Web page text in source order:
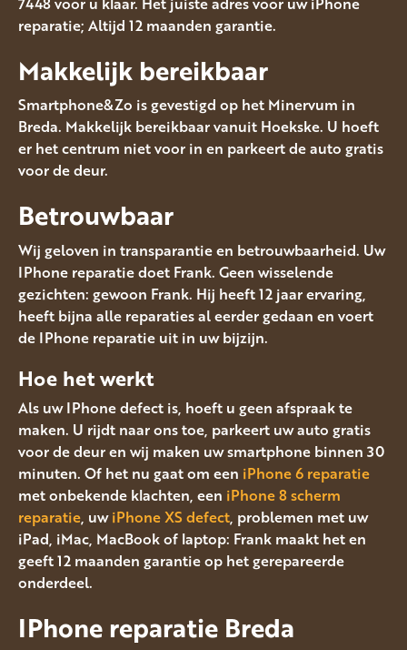
reparatie; Altijd 12 maanden garantie.
Makkelijk bereikbaar
Smartphone&Zo is gevestigd op het Minervum in
Breda. Makkelijk bereikbaar vanuit Hoekske. U hoeft
er het centrum niet voor in en parkeert de auto gratis
voor de deur.
Betrouwbaar
Wij geloven in transparantie en betrouwbaarheid. Uw
IPhone reparatie doet Frank. Geen wisselende
gezichten: gewoon Frank. Hij heeft 12 jaar ervaring,
heeft bijna alle reparaties al eerder gedaan en voert
de IPhone reparatie uit in uw bijzijn.
Hoe het werkt
Als uw IPhone defect is, hoeft u geen afspraak te
maken. U rijdt naar ons toe, parkeert uw auto gratis
voor de deur en wij maken uw smartphone binnen 30
minuten. Of het nu gaat om een iPhone 6 reparatie
met onbekende klachten, een iPhone 8 scherm
reparatie, uwiPhone XS defect, problemen met uw
iPad, iMac, MacBook of laptop: Frank maakt het en
geeft 12 maanden garantie op het gerepareerde
onderdeel.
IPhone reparatie Breda